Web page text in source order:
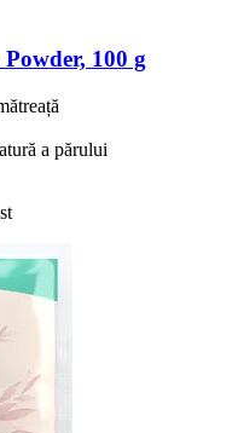
100 g
a părului